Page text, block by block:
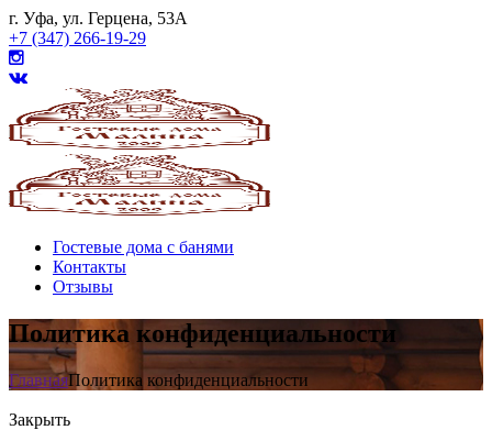
г. Уфа, ул. Герцена, 53А
+7 (347) 266-19-29
Гостевые дома с банями
Контакты
Отзывы
Политика конфиденциальности
ГлавнаяПолитика конфиденциальности
Закрыть